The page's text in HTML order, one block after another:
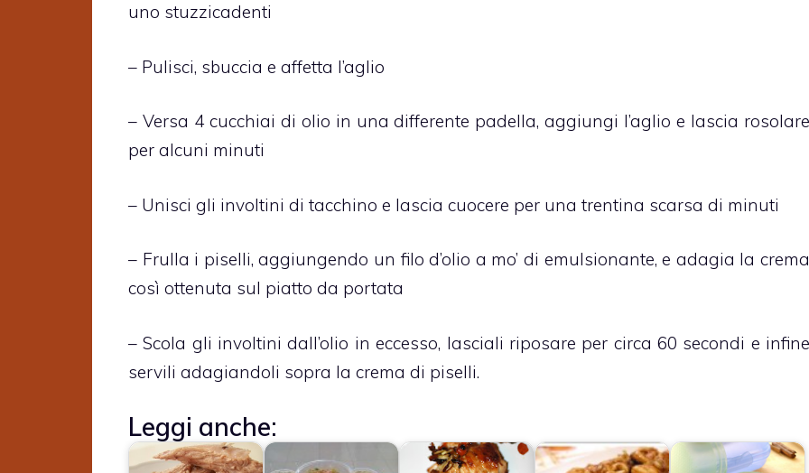
uno stuzzicadenti
– Pulisci, sbuccia e affetta l’aglio
– Versa 4 cucchiai di olio in una differente padella, aggiungi l’aglio e lascia rosolare
per alcuni minuti
– Unisci gli involtini di tacchino e lascia cuocere per una trentina scarsa di minuti
– Frulla i piselli, aggiungendo un filo d’olio a mo’ di emulsionante, e adagia la crema
così ottenuta sul piatto da portata
– Scola gli involtini dall’olio in eccesso, lasciali riposare per circa 60 secondi e infine
servili adagiandoli sopra la crema di piselli.
Leggi anche: